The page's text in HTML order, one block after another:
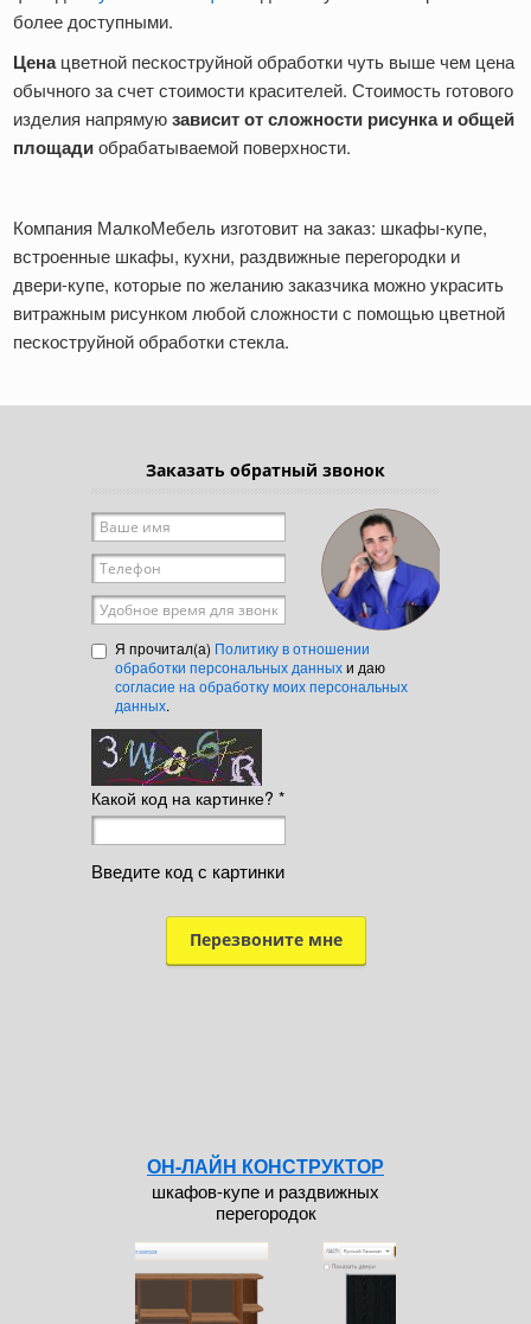
более доступными.
Ценацветной пескоструйной обработки чуть выше чем цена
обычного за счет стоимости красителей. Стоимость готового
изделия напрямуюзависит отсложности рисунка и общей
площадиобрабатываемой поверхности.
Компания МалкоМебель изготовит на заказ: шкафы-купе,
встроенные шкафы, кухни, раздвижные перегородки и
двери-купе, которые по желанию заказчика можно украсить
витражным рисунком любой сложности с помощью цветной
пескоструйной обработки стекла.
Заказать обратный звонок
Ваше имя
Телефон
Удобное время для звонка
Я прочитал(а) Политику в отношении
обработки персональных данныхи даю
согласие на обработку моих персональных
данных.
Какой код на картинке? *
Введите код с картинки
ОН-ЛАЙН КОНСТРУКТОР
шкафов-купе и раздвижных
перегородок